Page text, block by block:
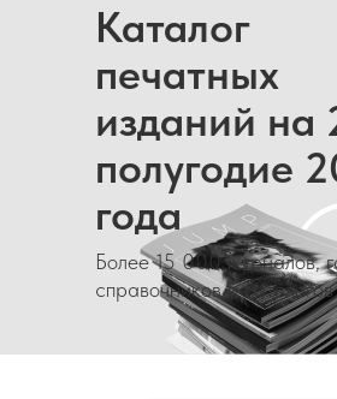
Каталог
печатных
изданий на
полугодие
года
Более 15 000 журналов,
справочников и каталогов